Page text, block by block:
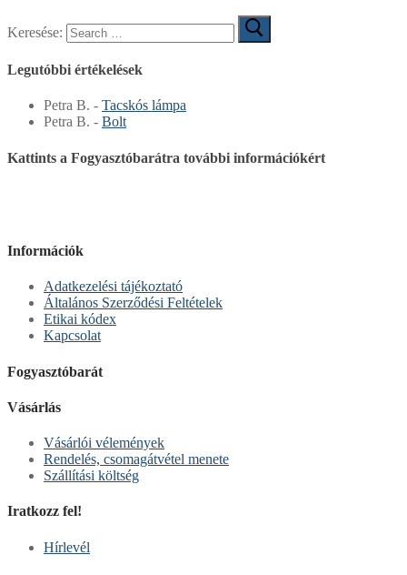
Keresése:
Legutóbbi értékelések
Petra B. - Tacskós lámpa
Petra B. - Bolt
Kattints a Fogyasztóbarátra további információkért
Információk
Adatkezelési tájékoztató
Általános Szerződési Feltételek
Etikai kódex
Kapcsolat
Fogyasztóbarát
Vásárlás
Vásárlói vélemények
Rendelés, csomagátvétel menete
Szállítási költség
Iratkozz fel!
Hírlevél